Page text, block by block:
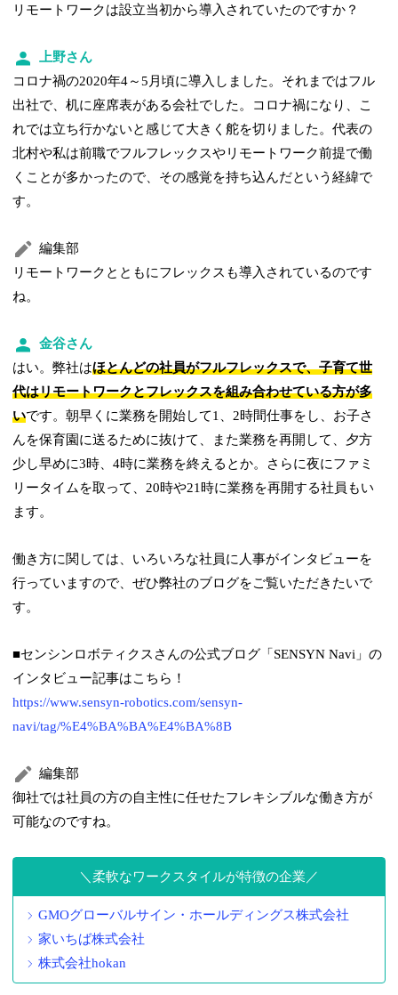
リモートワークは設立当初から導入されていたのですか？
上野さん
コロナ禍の2020年4～5月頃に導入しました。それまではフル
出社で、机に座席表がある会社でした。コロナ禍になり、こ
れでは立ち行かないと感じて大きく舵を切りました。代表の
北村や私は前職でフルフレックスやリモートワーク前提で働
くことが多かったので、その感覚を持ち込んだという経緯で
す。
編集部
リモートワークとともにフレックスも導入されているのです
ね。
金谷さん
はい。弊社はほとんどの社員がフルフレックスで、子育て世
代はリモートワークとフレックスを組み合わせている方が多
いです。朝早くに業務を開始して1、2時間仕事をし、お子さ
んを保育園に送るために抜けて、また業務を再開して、夕方
少し早めに3時、4時に業務を終えるとか。さらに夜にファミ
リータイムを取って、20時や21時に業務を再開する社員もい
ます。
働き方に関しては、いろいろな社員に人事がインタビューを
行っていますので、ぜひ弊社のブログをご覧いただきたいで
す。
■センシンロボティクスさんの公式ブログ「SENSYN Navi」の
インタビュー記事はこちら！
https://www.sensyn-robotics.com/sensyn-
navi/tag/%E4%BA%BA%E4%BA%8B
編集部
御社では社員の方の自主性に任せたフレキシブルな働き方が
可能なのですね。
柔軟なワークスタイルが特徴の企業
GMOグローバルサイン・ホールディングス株式会社
家いちば株式会社
株式会社hokan